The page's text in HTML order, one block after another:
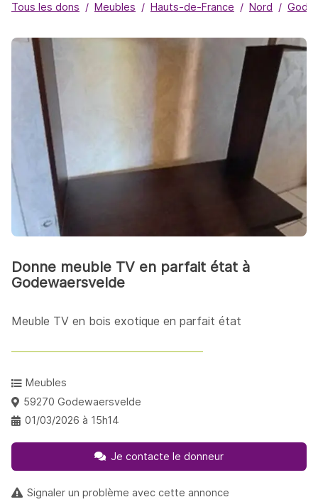
Tous les dons Meubles Hauts-de-France Nord
Donne meuble TV en parfait état à
Godewaersvelde
Meuble TV en bois exotique en parfait état
Meubles
59270 Godewaersvelde
01/03/2026 à 15h14
Je contacte le donneur
Signaler un problème avec cette annonce